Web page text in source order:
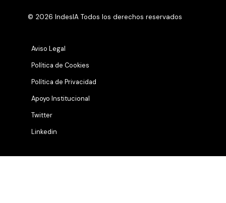
© 2026 IndesIA Todos los derechos reservados
Aviso Legal
Política de Cookies
Política de Privacidad
Apoyo Institucional
Twitter
Linkedin